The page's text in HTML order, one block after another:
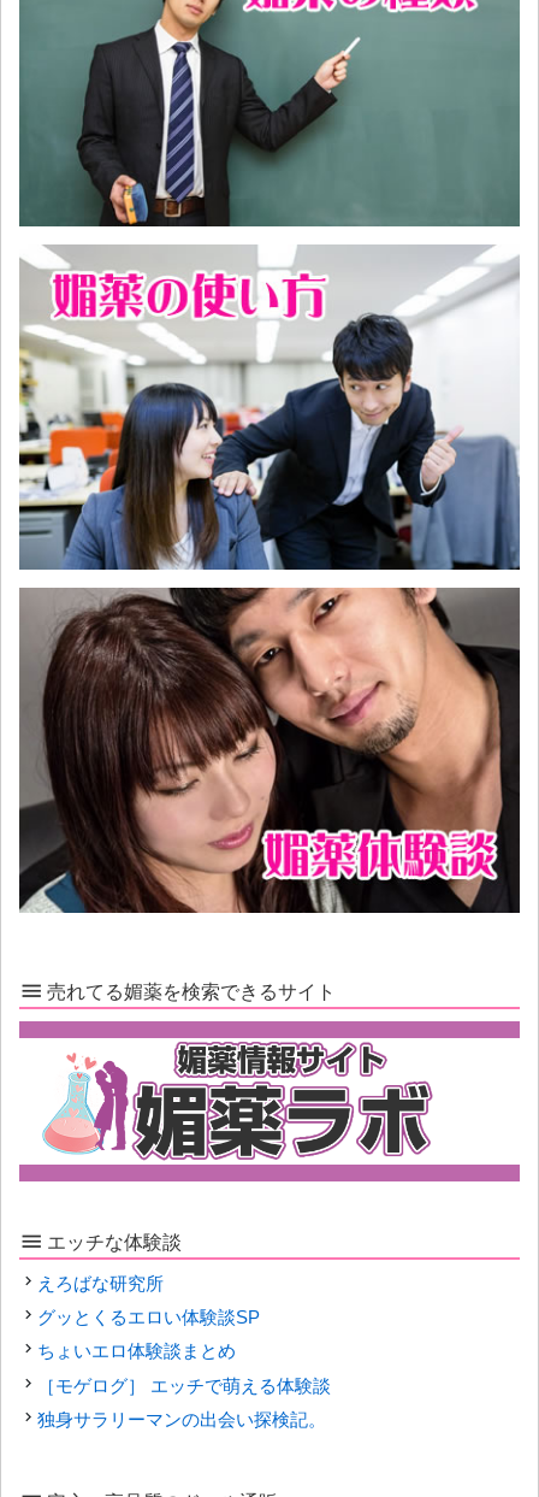
売れてる媚薬を検索できるサイト
エッチな体験談
えろばな研究所
グッとくるエロい体験談SP
ちょいエロ体験談まとめ
［モゲログ］ エッチで萌える体験談
独身サラリーマンの出会い探検記。